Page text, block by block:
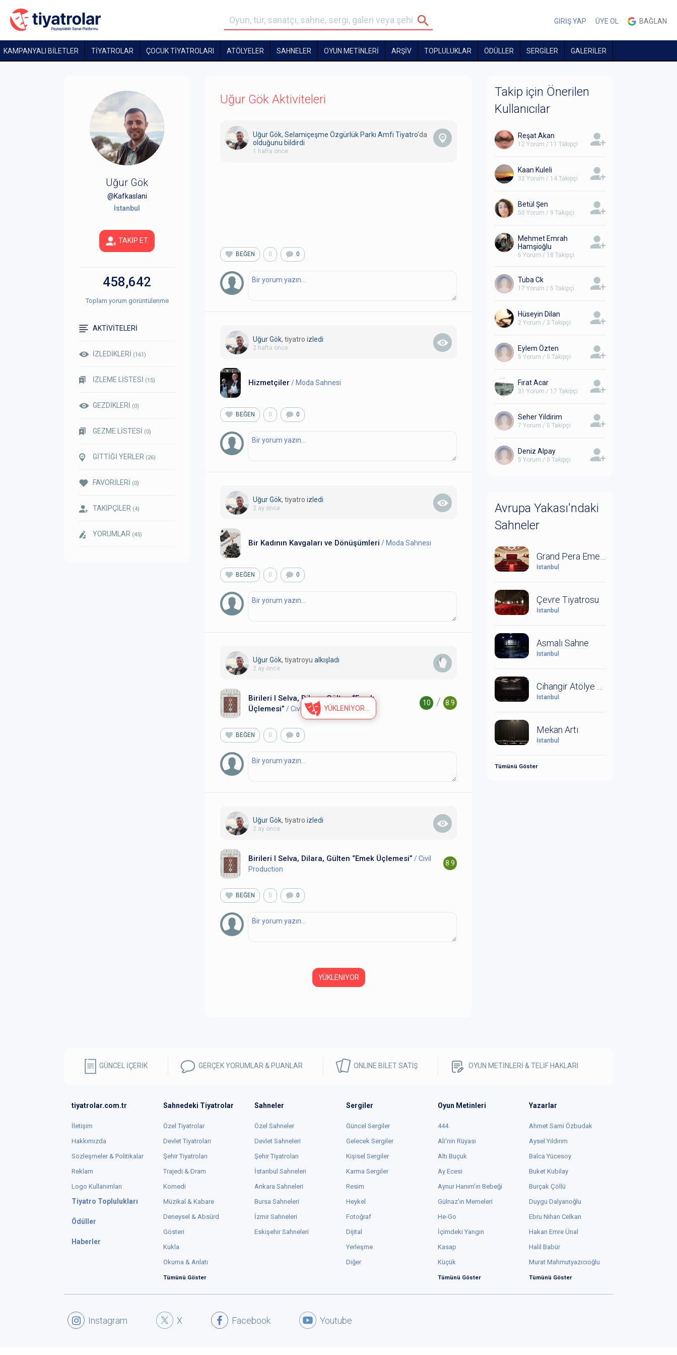
YÜKLENİYOR
GİRİŞ YAP ÜYE OL BAĞLAN
KAMPANYALI BİLETLER TİYATROLAR ÇOCUK TIYATROLARI ATÖLYELER SAHNELER OYUN METİNLERİ ARŞİV TOPLULUKLAR ÖDÜLLER SERGİLER GALERİLER
Uğur Gök
@Kafkaslani
İstanbul
TAKİP ET
458,642
Toplam yorum görüntülenme
AKTİVİTELERİ
İZLEDİKLERİ (161)
İZLEME LİSTESİ (15)
GEZDİKLERİ (0)
GEZME LİSTESİ (0)
GİTTİĞİ YERLER (26)
FAVORİLERİ (0)
TAKİPÇİLER (4)
YORUMLAR (45)
Uğur Gök Aktiviteleri
Uğur Gök, Selamiçeşme Özgürlük Parkı Amfi Tiyatro'da
olduğunu bildirdi
1 hafta önce
BEĞEN 0 0
Uğur Gök, tiyatro izledi
2 hafta önce
Hizmetçiler / Moda Sahnesi
BEĞEN 0 0
Uğur Gök, tiyatro izledi
2 ay önce
Bir Kadının Kavgaları ve Dönüşümleri / Moda Sahnesi
BEĞEN 0 0
Uğur Gök, tiyatroyu alkışladı
2 ay önce
8.9
/
10
Birileri I Selva, Dilara, Gülten “Emek
Üçlemesi” / Civil Production
BEĞEN 0 0
Uğur Gök, tiyatro izledi
2 ay önce
8.9
Birileri I Selva, Dilara, Gülten “Emek Üçlemesi” / Civil
Production
BEĞEN 0 0
YÜKLENİYOR
Takip için Önerilen
Kullanıcılar
Reşat Akan
12 Yorum / 11 Takipçi
Kaan Kuleli
32 Yorum / 14 Takipçi
Betül Şen
50 Yorum / 9 Takipçi
Mehmet Emrah
Hamşioğlu
6 Yorum / 18 Takipçi
Tuba Ck
17 Yorum / 5 Takipçi
Hüseyin Dilan
2 Yorum / 3 Takipçi
Eylem Özten
5 Yorum / 0 Takipçi
Fırat Acar
31 Yorum / 17 Takipçi
Seher Yildirim
7 Yorum / 0 Takipçi
Deniz Alpay
5 Yorum / 0 Takipçi
Avrupa Yakası'ndaki
Sahneler
İstanbul
Çevre Tiyatrosu
İstanbul
Asmalı Sahne
İstanbul
İstanbul
Mekan Artı
İstanbul
Tümünü Göster
GÜNCEL İÇERİK GERÇEK YORUMLAR & PUANLAR ONLINE BİLET SATIŞ OYUN METİNLERİ & TELİF HAKLARI
tiyatrolar.com.tr
İletişim
Hakkımızda
Sözleşmeler & Politikalar
Reklam
Logo Kullanımları
Tiyatro Toplulukları
Ödüller
Haberler
Sahnedeki Tiyatrolar
Özel Tiyatrolar
Devlet Tiyatroları
Şehir Tiyatroları
Trajedi & Dram
Komedi
Müzikal & Kabare
Deneysel & Absürd
Gösteri
Kukla
Okuma & Anlatı
Tümünü Göster
Sahneler
Özel Sahneler
Devlet Sahneleri
Şehir Tiyatroları
İstanbul Sahneleri
Ankara Sahneleri
Bursa Sahneleri
İzmir Sahneleri
Eskişehir Sahneleri
Sergiler
Güncel Sergiler
Gelecek Sergiler
Kişisel Sergiler
Karma Sergiler
Resim
Heykel
Fotoğraf
Dijital
Yerleşme
Diğer
Oyun Metinleri
444
Ali'nin Rüyası
Altı Buçuk
Ay Ecesi
Aynur Hanım'ın Bebeği
Gülnaz'ın Memeleri
He-Go
İçimdeki Yangın
Kasap
Küçük
Tümünü Göster
Yazarlar
Ahmet Sami Özbudak
Aysel Yıldırım
Balca Yücesoy
Buket Kubilay
Burçak Çöllü
Duygu Dalyanoğlu
Ebru Nihan Celkan
Hakan Emre Ünal
Halil Babür
Murat Mahmutyazıcıoğlu
Tümünü Göster
Youtube
Facebook
X
Instagram